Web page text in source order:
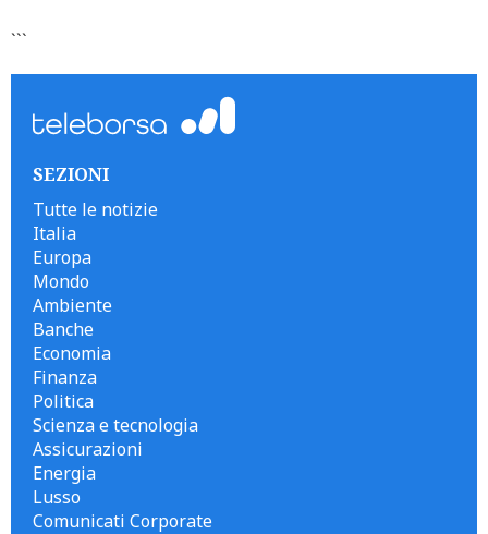
```
SEZIONI
Tutte le notizie
Italia
Europa
Mondo
Ambiente
Banche
Economia
Finanza
Politica
Scienza e tecnologia
Assicurazioni
Energia
Lusso
Comunicati Corporate